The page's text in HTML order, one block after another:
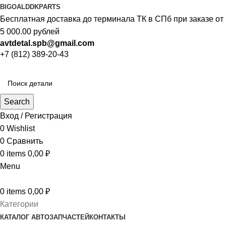
BIGOALDDKPARTS
Бесплатная доставка до терминала ТК в СПб при заказе от
5 000.00 рублей
avtdetal.spb@gmail.com
+7 (812) 389-20-43
Search
Вход / Регистрация
0 Wishlist
0 Сравнить
0 items 0,00 ₽
Menu
0 items 0,00 ₽
Категории
КАТАЛОГ АВТОЗАПЧАСТЕЙ КОНТАКТЫ